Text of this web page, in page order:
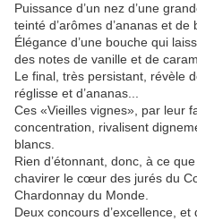
Puissance d’un nez d’une
teinté d’arômes d’ananas et de
Élégance d’une bouche qui
des notes de vanille et de
Le final, très persistant, révèle
réglisse et d’ananas...
Ces «Vieilles vignes», par leur
concentration, rivalisent
blancs.
Rien d’étonnant, donc, à ce
chavirer le cœur des jurés du
Chardonnay du Monde.
Deux concours d’excellence,